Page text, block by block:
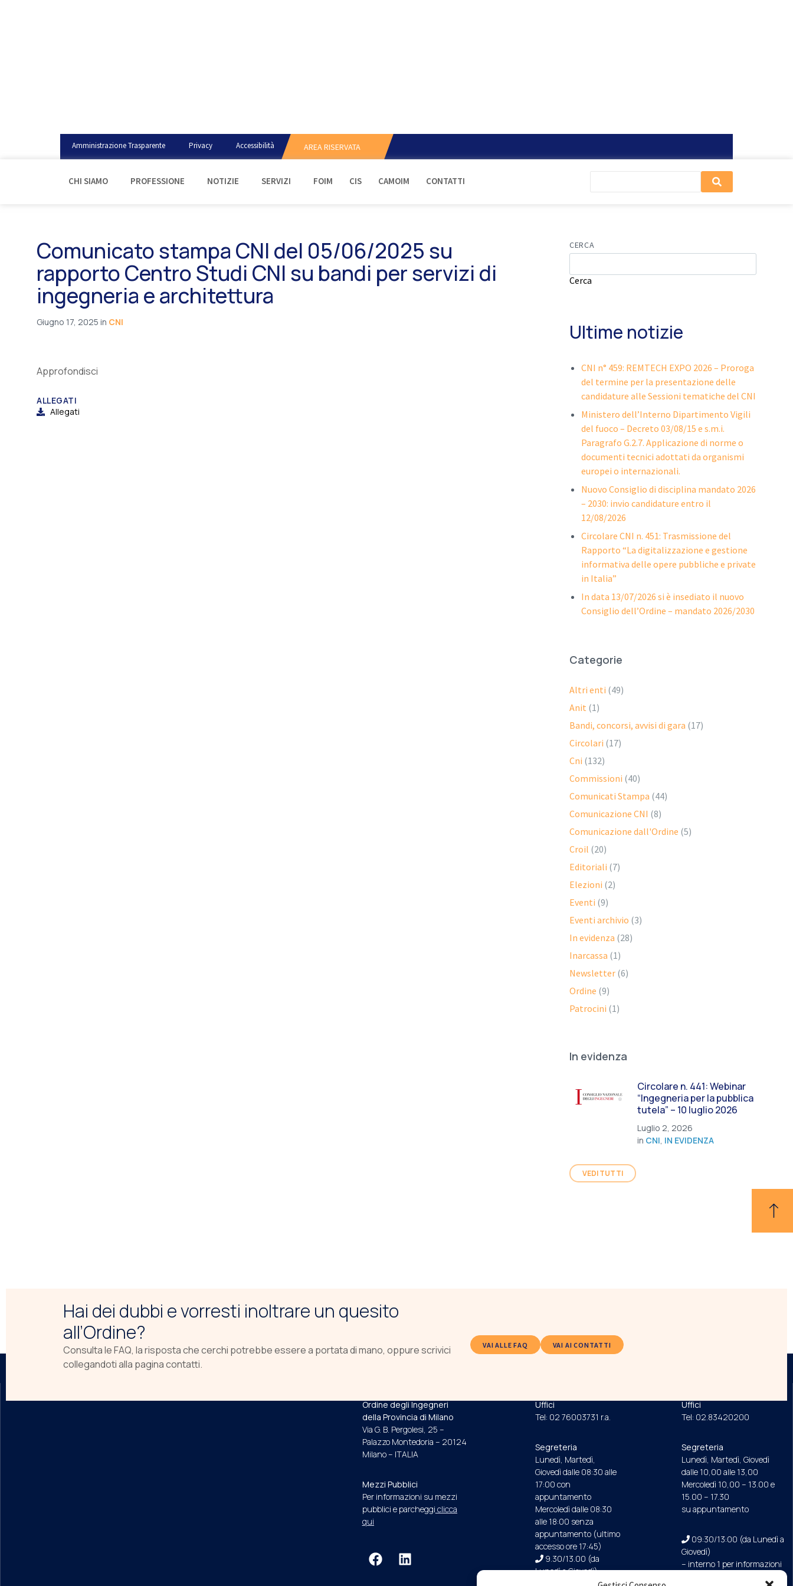
Amministrazione Trasparente Privacy Accessibilità AREA RISERVATA
CHI SIAMO PROFESSIONE NOTIZIE SERVIZI FOIM CIS CAMOIM CONTATTI
Comunicato stampa CNI del 05/06/2025 su
rapporto Centro Studi CNI su bandi per servizi di
ingegneria e architettura
Giugno 17, 2025 in CNI
Approfondisci
ALLEGATI
Allegati
CERCA
Cerca
Ultime notizie
CNI n° 459: REMTECH EXPO 2026 – Proroga
del termine per la presentazione delle
candidature alle Sessioni tematiche del CNI
Ministero dell’Interno Dipartimento Vigili
del fuoco – Decreto 03/08/15 e s.m.i.
Paragrafo G.2.7. Applicazione di norme o
documenti tecnici adottati da organismi
europei o internazionali.
Nuovo Consiglio di disciplina mandato 2026
– 2030: invio candidature entro il
12/08/2026
Circolare CNI n. 451: Trasmissione del
Rapporto “La digitalizzazione e gestione
informativa delle opere pubbliche e private
in Italia”
In data 13/07/2026 si è insediato il nuovo
Consiglio dell’Ordine – mandato 2026/2030
Categorie
Altri enti (49)
Anit (1)
Bandi, concorsi, avvisi di gara (17)
Circolari (17)
Cni (132)
Commissioni (40)
Comunicati Stampa (44)
Comunicazione CNI (8)
Comunicazione dall'Ordine (5)
Croil (20)
Editoriali (7)
Elezioni (2)
Eventi (9)
Eventi archivio (3)
In evidenza (28)
Inarcassa (1)
Newsletter (6)
Ordine (9)
Patrocini (1)
In evidenza
Circolare n. 441: Webinar
“Ingegneria per la pubblica
tutela” – 10 luglio 2026
Luglio 2, 2026
in CNI, IN EVIDENZA
VEDI TUTTI
Hai dei dubbi e vorresti inoltrare un quesito
all’Ordine?
Consulta le FAQ, la risposta che cerchi potrebbe essere a portata di mano, oppure scrivici
collegandoti alla pagina contatti.
VAI ALLE FAQ VAI AI CONTATTI
Ordine degli Ingegneri
della Provincia di Milano
Via G. B. Pergolesi, 25 –
Palazzo Montedoria – 20124
Milano – ITALIA
Mezzi Pubblici
Per informazioni su mezzi
pubblici e parcheggi clicca
qui
Uffici
Tel: 02 76003731 r.a.
Segreteria
Lunedì, Martedì,
Giovedì dalle 08:30 alle
17:00 con
appuntamento
Mercoledì dalle 08:30
alle 18:00 senza
appuntamento (ultimo
accesso ore 17:45)
9.30/13.00 (da
Lunedì a Giovedì)
Uffici
Tel: 02.83420200
Segreteria
Lunedì, Martedì, Giovedì
dalle 10,00 alle 13,00
Mercoledì 10,00 – 13.00 e
15.00 – 17.30
su appuntamento
09:30/13:00 (da Lunedì a
Giovedì)
– interno 1 per informazioni